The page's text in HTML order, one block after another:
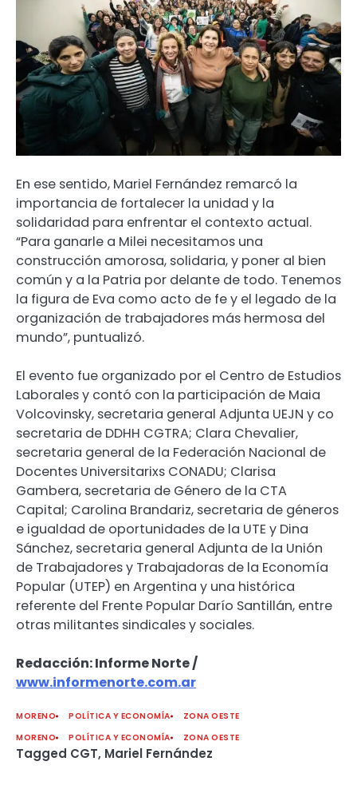
En ese sentido, Mariel Fernández remarcó la
importancia de fortalecer la unidad y la
solidaridad para enfrentar el contexto actual.
“Para ganarle a Milei necesitamos una
construcción amorosa, solidaria, y poner al bien
común y a la Patria por delante de todo. Tenemos
la figura de Eva como acto de fe y el legado de la
organización de trabajadores más hermosa del
mundo”, puntualizó.
El evento fue organizado por el Centro de Estudios
Laborales y contó con la participación de Maia
Volcovinsky, secretaria general Adjunta UEJN y co
secretaria de DDHH CGTRA; Clara Chevalier,
secretaria general de la Federación Nacional de
Docentes Universitarixs CONADU; Clarisa
Gambera, secretaria de Género de la CTA
Capital; Carolina Brandariz, secretaria de géneros
e igualdad de oportunidades de la UTE y Dina
Sánchez, secretaria general Adjunta de la Unión
de Trabajadores y Trabajadoras de la Economía
Popular (UTEP) en Argentina y una histórica
referente del Frente Popular Darío Santillán, entre
otras militantes sindicales y sociales.
Redacción: Informe Norte /
www.informenorte.com.ar
MORENO POLÍTICA Y ECONOMÍA
ZONA OESTE
MORENO
POLÍTICA Y ECONOMÍA ZONA OESTE
Tagged CGT, Mariel Fernández